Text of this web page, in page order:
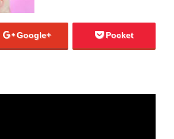
Google+ Pocket